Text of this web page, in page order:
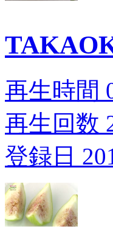
再生時間
再生回数
登録日